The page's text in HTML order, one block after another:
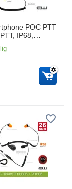
POC PTT
IP68,